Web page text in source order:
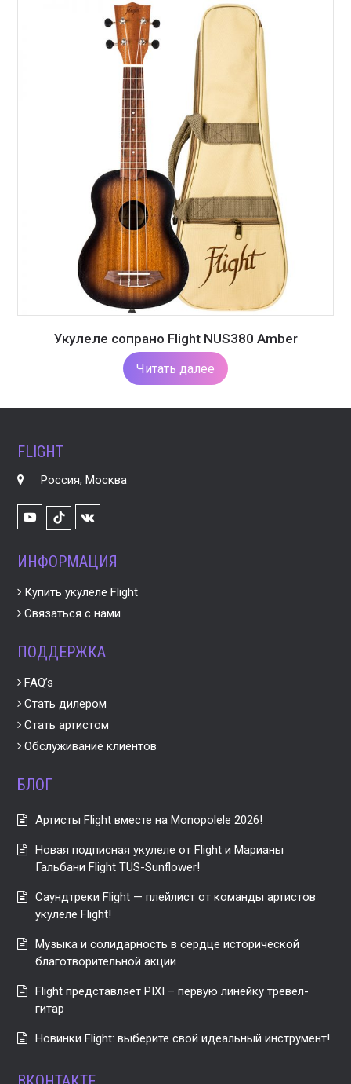
Укулеле сопрано Flight NUS380 Amber
Читать далее
FLIGHT
Россия, Москва
YoutubeTikTok
VK
ИНФОРМАЦИЯ
Купить укулеле Flight
Связаться с нами
ПОДДЕРЖКА
FAQ’s
Стать дилером
Стать артистом
Обслуживание клиентов
БЛОГ
Артисты Flight вместе на Monopolele 2026!
Новая подписная укулеле от Flight и Марианы
Гальбани Flight TUS-Sunflower!
Саундтреки Flight — плейлист от команды артистов
укулеле Flight!
Музыка и солидарность в сердце исторической
благотворительной акции
Flight представляет PIXI – первую линейку тревел-
гитар
Новинки Flight: выберите свой идеальный инструмент!